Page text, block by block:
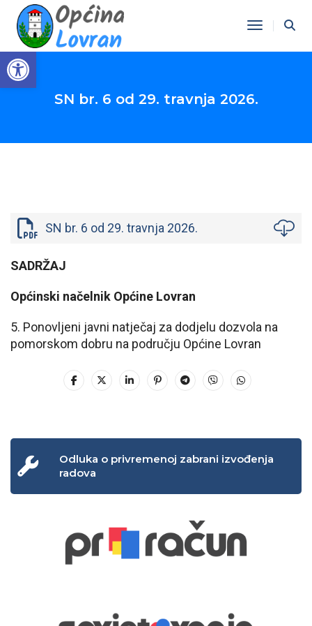
Open toolbar
Toggle
SN br. 6 od 29. travnja 2026.
SN br. 6 od 29. travnja 2026.
SADRŽAJ
Općinski načelnik Općine Lovran
5. Ponovljeni javni natječaj za dodjelu dozvola na
pomorskom dobru na području Općine Lovran
Odluka o privremenoj zabrani izvođenja
radova